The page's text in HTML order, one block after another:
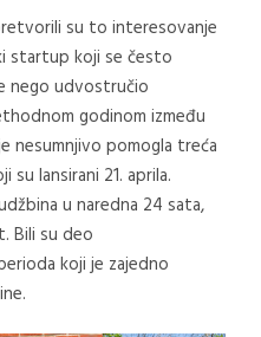
su to interesovanje
startup koji se često
nego udvostručio
godinom između
nesumnjivo pomogla treća
su lansirani 21. aprila.
u naredna 24 sata,
Bili su deo
koji je zajedno